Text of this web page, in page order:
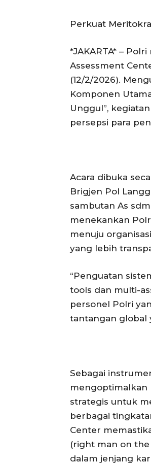
Perkuat
*JAKARTA* –
Assessment
(12/2/2026).
Komponen
Unggul”,
persepsi para
Acara dibuka
Brigjen Pol
sambutan As
menekankan
menuju
yang lebih
“Penguatan
tools dan multi-
personel Polri
tantangan global
Sebagai
mengoptimalkan
strategis untuk
berbagai
Center
(right man on
dalam jenjang